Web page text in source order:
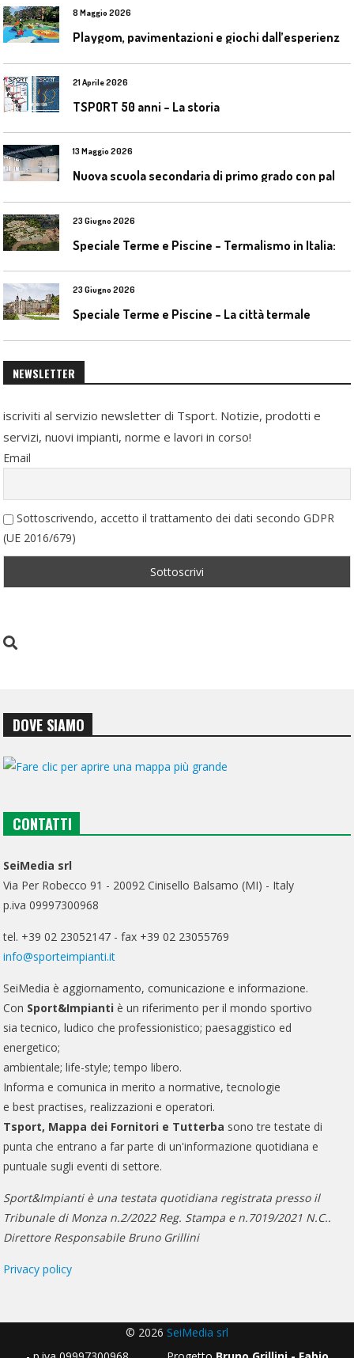
8 Maggio 2026
21 Aprile 2026
TSPORT 50 anni – La storia
13 Maggio 2026
23 Giugno 2026
23 Giugno 2026
Speciale Terme e Piscine – La città termale
NEWSLETTER
iscriviti al servizio newsletter di Tsport. Notizie, prodotti e
servizi, nuovi impianti, norme e lavori in corso!
Email
Sottoscrivendo, accetto il trattamento dei dati secondo GDPR
(UE 2016/679)
DOVE SIAMO
CONTATTI
SeiMedia srl
Via Per Robecco 91 - 20092 Cinisello Balsamo (MI) - Italy
p.iva 09997300968
tel. +39 02 23052147 - fax +39 02 23055769
info@sporteimpianti.it
SeiMedia è aggiornamento, comunicazione e informazione.
Con Sport&Impianti è un riferimento per il mondo sportivo
sia tecnico, ludico che professionistico; paesaggistico ed
energetico;
ambientale; life-style; tempo libero.
Informa e comunica in merito a normative, tecnologie
e best practises, realizzazioni e operatori.
Tsport, Mappa dei Fornitori e Tutterba sono tre testate di
punta che entrano a far parte di un'informazione quotidiana e
puntuale sugli eventi di settore.
Sport&Impianti è una testata quotidiana registrata presso il
Tribunale di Monza n.2/2022 Reg. Stampa e n.7019/2021 N.C..
Direttore Responsabile Bruno Grillini
Privacy policy
© 2026 SeiMedia srl